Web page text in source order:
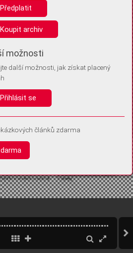
se jedná o stejné zařízení, a
ukládáme do vašeho zařízení, abychom se
je kdykoli později upravit ve Správě
Předplatit
Koupit archiv
možnosti
další možnosti, jak získat placený
Přihlásit se
článků zdarma